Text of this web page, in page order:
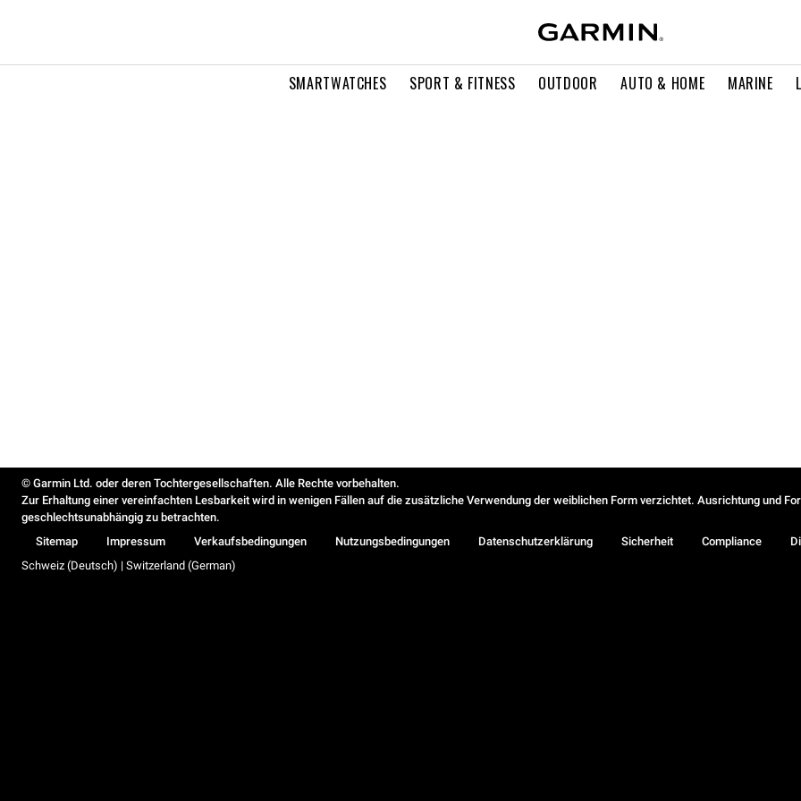
SMARTWATCHES SPORT & FITNESS OUTDOOR AUTO & HOME MARINE
© Garmin Ltd. oder deren Tochtergesellschaften. Alle Rechte vorbehalten.
Zur Erhaltung einer vereinfachten Lesbarkeit wird in wenigen Fällen auf die zusätzliche Verwendung der weiblichen Form verzichtet. Ausrichtung und
geschlechtsunabhängig zu betrachten.
Sitemap
Impressum Verkaufsbedingungen Nutzungsbedingungen Datenschutzerklärung Sicherheit Compliance
Schweiz (Deutsch) | Switzerland (German)